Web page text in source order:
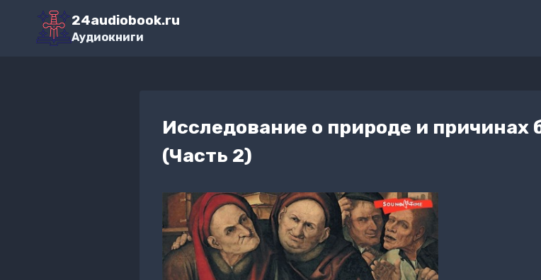
Перейти
содержимому
24audiobook.ru
Аудиокниги
Исследование о природе и причинах
(Часть 2)